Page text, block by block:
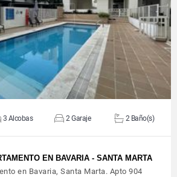
VER DETALLES
3 Alcobas 2 Garaje 2 Baño(s)
EN BAVARIA - SANTA MARTA
en Bavaria, Santa Marta. Apto 904